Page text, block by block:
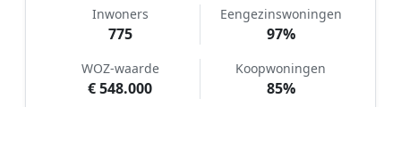
Inwoners
775
Eengezinswoningen
97%
WOZ-waarde
€ 548.000
Koopwoningen
85%